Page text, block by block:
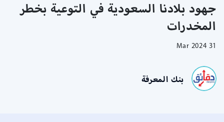
جهود بلادنا السعودية في التوعية بخطر
المخدرات
31 Mar 2024
بنك المعرفة